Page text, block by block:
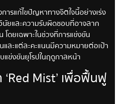
รแก้ไขปัญหาทางจิตใจนี้อย่างเร่ง
ยและความรับผิดชอบที่อาจลาก
ดยเฉพาะในช่วงที่การแข่งขัน
ละแต่ละคะแนนมีความหมายต่อเป้า
แข่งขันยุโรปในฤดูกาลหน้า
Mist’ เพื่อฟื้นฟู